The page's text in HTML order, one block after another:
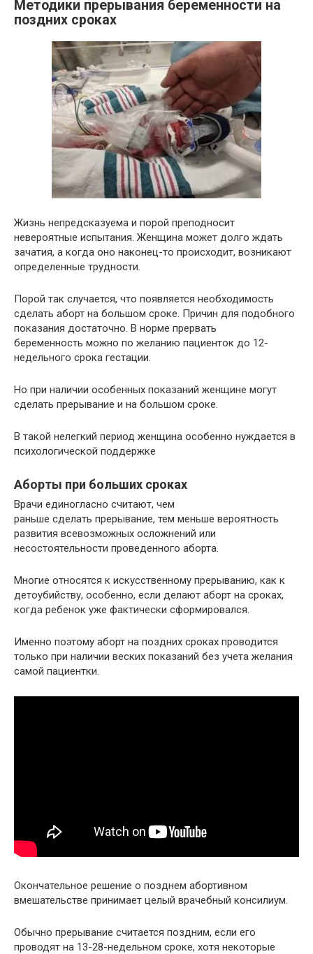
Методики прерывания беременности на
поздних сроках
Жизнь непредсказуема и порой преподносит
невероятные испытания. Женщина может долго ждать
зачатия, а когда оно наконец-то происходит, возникают
определенные трудности.
Порой так случается, что появляется необходимость
сделать аборт на большом сроке. Причин для подобного
показания достаточно. В норме прервать
беременность можно по желанию пациенток до 12-
недельного срока гестации.
Но при наличии особенных показаний женщине могут
сделать прерывание и на большом сроке.
В такой нелегкий период женщина особенно нуждается в
психологической поддержке
Аборты при больших сроках
Врачи единогласно считают, чем
раньше сделать прерывание, тем меньше вероятность
развития всевозможных осложнений или
несостоятельности проведенного аборта.
Многие относятся к искусственному прерыванию, как к
детоубийству, особенно, если делают аборт на сроках,
когда ребенок уже фактически сформировался.
Именно поэтому аборт на поздних сроках проводится
только при наличии веских показаний без учета желания
самой пациентки.
Окончательное решение о позднем абортивном
вмешательстве принимает целый врачебный консилиум.
Обычно прерывание считается поздним, если его
проводят на 13-28-недельном сроке, хотя некоторые